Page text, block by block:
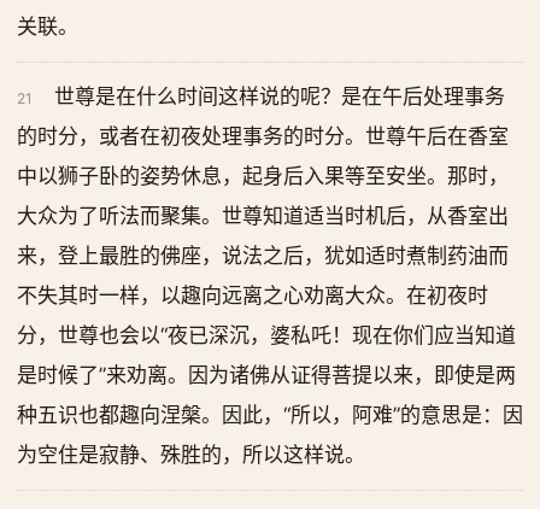
关联。
21
世尊是在什么时间这样说的呢？是在午后处理事务
的时分，或者在初夜处理事务的时分。世尊午后在香室
中以狮子卧的姿势休息，起身后入果等至安坐。那时，
大众为了听法而聚集。世尊知道适当时机后，从香室出
来，登上最胜的佛座，说法之后，犹如适时煮制药油而
不失其时一样，以趣向远离之心劝离大众。在初夜时
分，世尊也会以“夜已深沉，婆私吒！现在你们应当知道
是时候了”来劝离。因为诸佛从证得菩提以来，即使是两
种五识也都趣向涅槃。因此，“所以，阿难”的意思是：因
为空住是寂静、殊胜的，所以这样说。